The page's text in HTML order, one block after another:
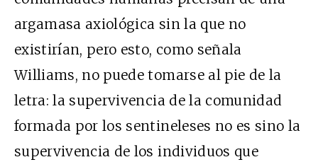
argamasa axiológica sin la que no
existirían, pero esto, como señala
Williams, no puede tomarse al pie de la
letra: la supervivencia de la comunidad
formada por los sentineleses no es sino la
supervivencia de los individuos que